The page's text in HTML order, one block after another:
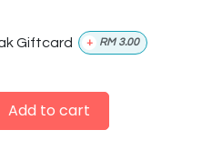
Giftcard + RM 3.00
Add to cart